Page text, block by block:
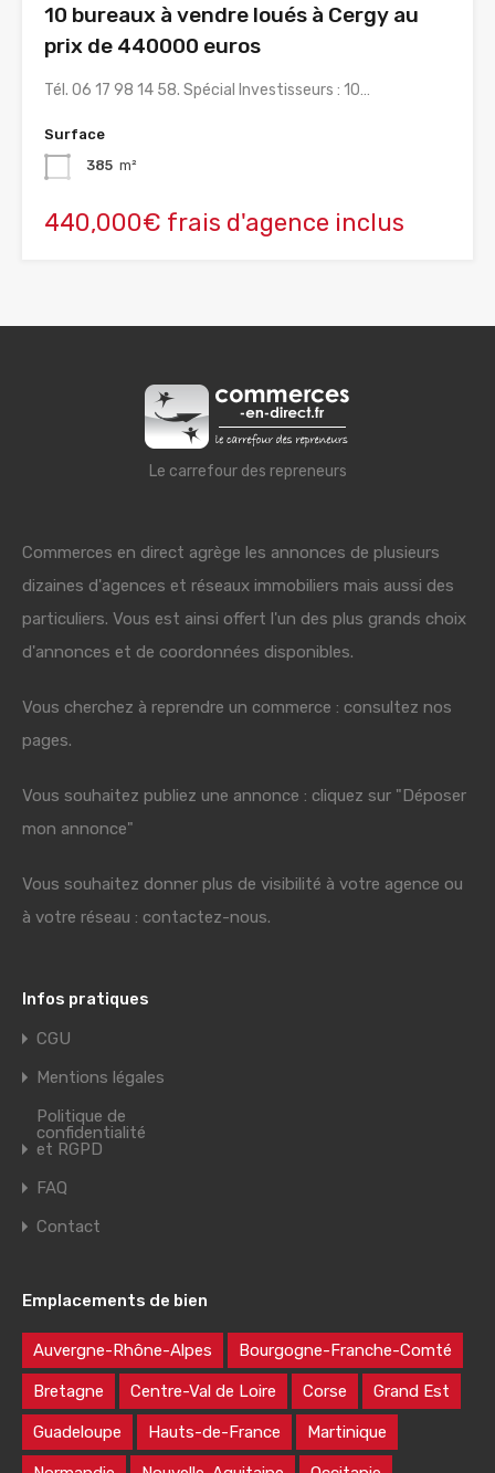
10 bureaux à vendre loués à Cergy au
prix de 440000 euros
Tél. 06 17 98 14 58. Spécial Investisseurs : 10…
Surface
385 m²
440,000€ frais d'agence inclus
Le carrefour des repreneurs
Commerces en direct agrège les annonces de plusieurs
dizaines d'agences et réseaux immobiliers mais aussi des
particuliers. Vous est ainsi offert l'un des plus grands choix
d'annonces et de coordonnées disponibles.
Vous cherchez à reprendre un commerce : consultez nos
pages.
Vous souhaitez publiez une annonce : cliquez sur "Déposer
mon annonce"
Vous souhaitez donner plus de visibilité à votre agence ou
à votre réseau : contactez-nous.
Infos pratiques
CGU
Mentions légales
Politique de
confidentialité
et RGPD
FAQ
Contact
Emplacements de bien
Auvergne-Rhône-Alpes Bourgogne-Franche-Comté
Bretagne Centre-Val de Loire Corse Grand Est
Guadeloupe Hauts-de-France Martinique